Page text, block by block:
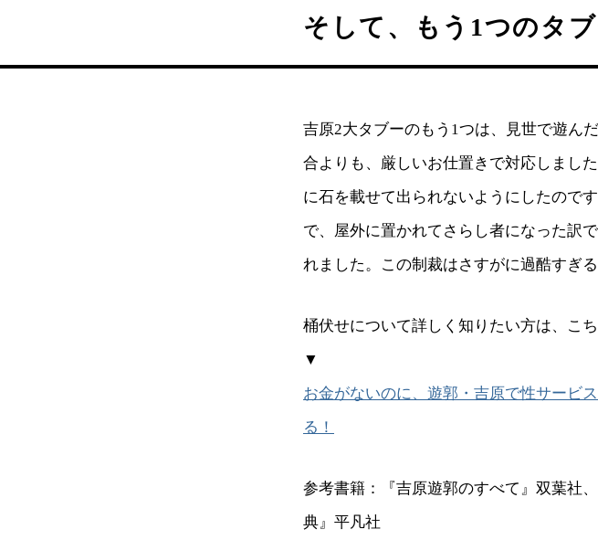
そして、もう1つのタ
吉原2大タブーのもう1つは、見世で遊ん
合よりも、厳しいお仕置きで対応しまし
に石を載せて出られないようにしたので
で、屋外に置かれてさらし者になった訳
れました。この制裁はさすがに過酷すぎ
桶伏せについて詳しく知りたい方は、こ
▼
お金がないのに、遊郭・吉原で性サービ
る！
参考書籍：『吉原遊郭のすべて』双葉社
典』平凡社